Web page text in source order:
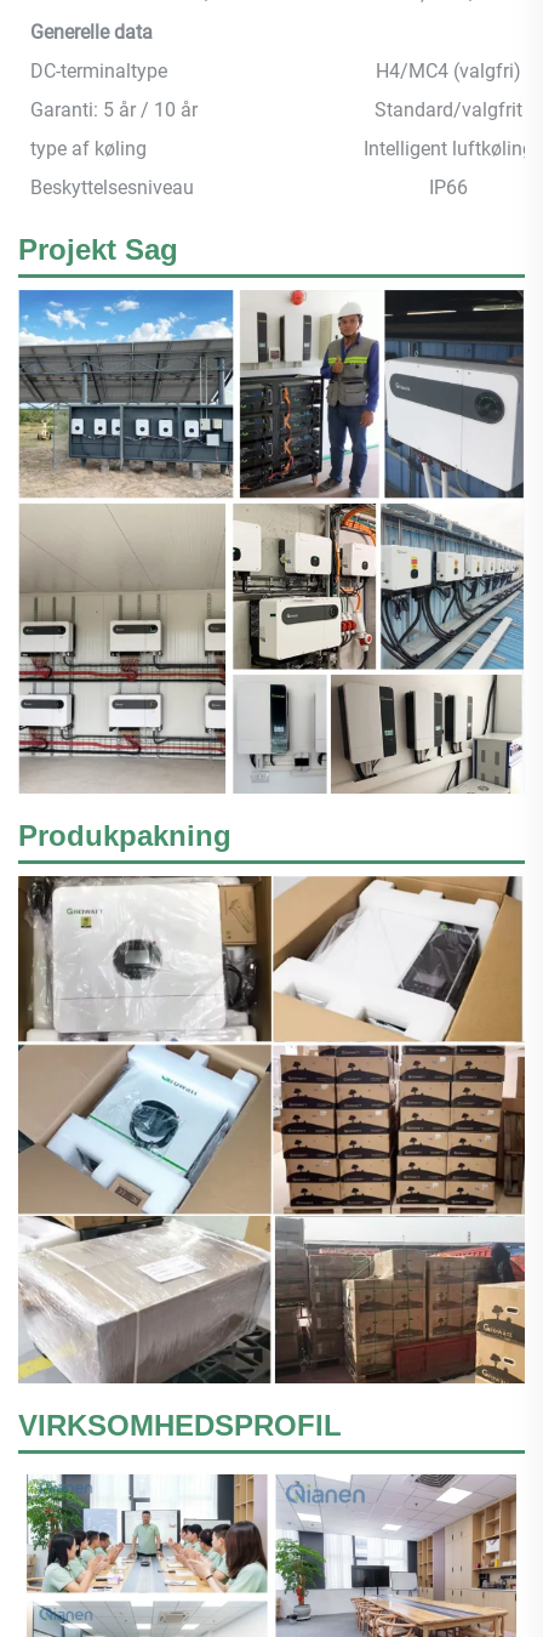
Generelle data
DC-terminaltype
H4/MC4 (valgfri)
Garanti: 5 år / 10 år
Standard/valgfrit
type af køling
Intelligent luftkøling
Beskyttelsesniveau
IP66
Projekt Sag
Produkpakning
VIRKSOMHEDSPROFIL